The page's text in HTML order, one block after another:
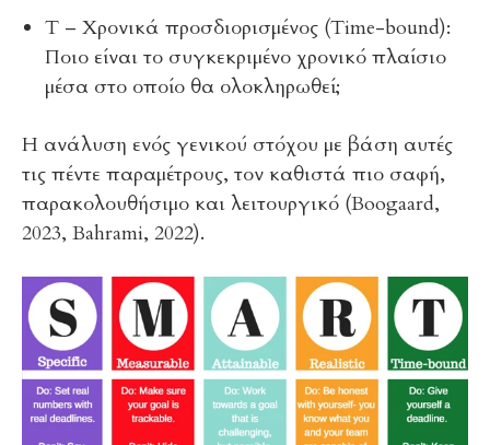
T – Χρονικά προσδιορισμένος (Time-bound):
Ποιο είναι το συγκεκριμένο χρονικό πλαίσιο
μέσα στο οποίο θα ολοκληρωθεί;
Η ανάλυση ενός γενικού στόχου με βάση αυτές
τις πέντε παραμέτρους, τον καθιστά πιο σαφή,
παρακολουθήσιμο και λειτουργικό (Boogaard,
2023, Bahrami, 2022).